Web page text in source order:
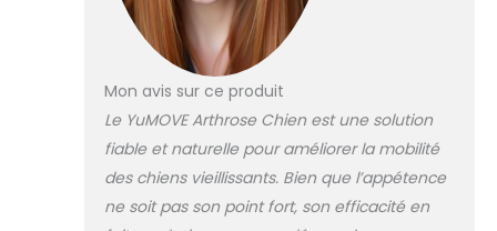
articulaires: Dans
ce complément
articulation chien,
l’association
chondroïtine chien
soutient les
principales parties
des articulations
chien senior,
Mon avis sur ce produit
Le YuMOVE Arthrose Chien est une solution
fiable et naturelle pour améliorer la mobilité
des chiens vieillissants. Bien que l’appétence
ne soit pas son point fort, son efficacité en